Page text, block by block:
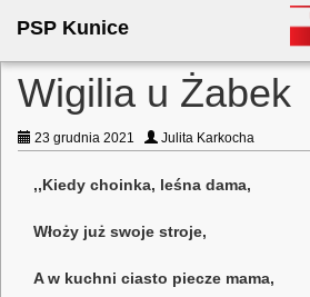
PSP Kunice
Wigilia u Żabek
23 grudnia 2021 Julita Karkocha
,,Kiedy choinka, leśna dama,
Włoży już swoje stroje,
A w kuchni ciasto piecze mama,